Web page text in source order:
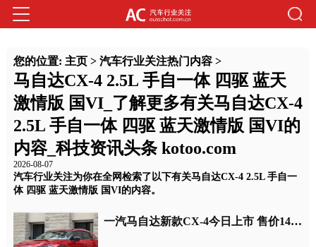
您的位置: 主页> 汽车行业关注热门内容>
马自达CX-4 2.5L 手自一体 四驱 蓝天
激情版 国VI_了解更多有关马自达CX-4
2.5L 手自一体 四驱 蓝天激情版 国VI的
内容_科技资讯头条 kotoo.com
2026-08-07
汽车行业关注为你在全网检索了以下有关马自达CX-4 2.5L 手自一
体 四驱 蓝天激情版 国VI的内容。
一汽马自达新款CX-4今日上市 售价14.88万元起